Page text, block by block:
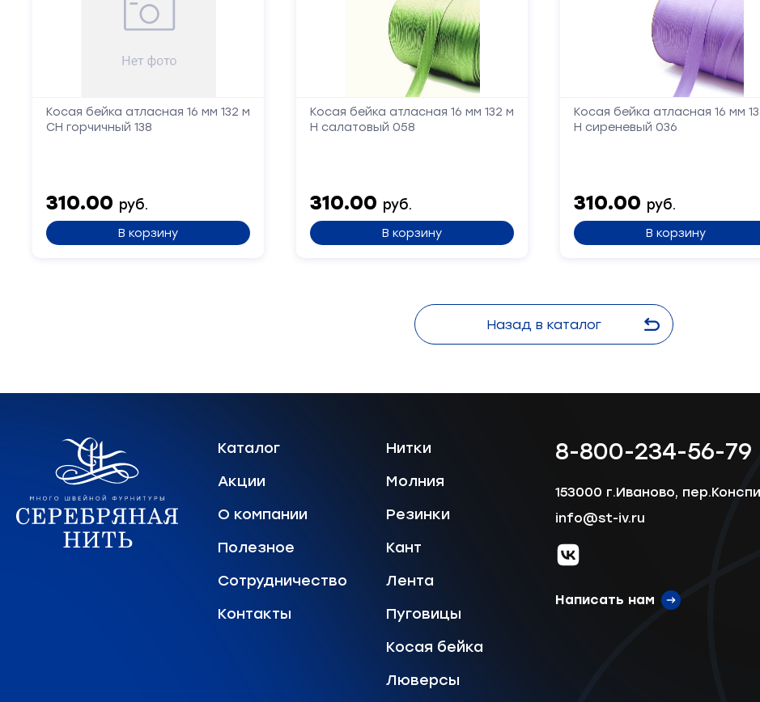
Косая бейка атласная 16 мм 132 м
СН горчичный 138
310.00 руб.
В корзину
Косая бейка атласная 16 мм 132 м
Н салатовый 058
310.00 руб.
В корзину
Косая бейка атласная 16 мм
Н сиреневый 036
310.00 руб.
В корзину
Назад в каталог
Каталог
Акции
О компании
Полезное
Сотрудничество
Контакты
Нитки
Молния
Резинки
Кант
Лента
Пуговицы
Косая бейка
Люверсы
8-800-234-56-79
153000 г.Иваново,
info@st-iv.ru
vk.com
Написать нам